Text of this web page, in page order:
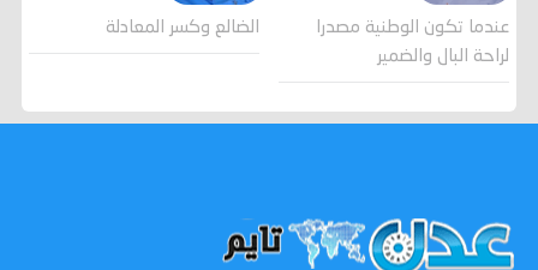
عندما تكون الوطنية مصدرا
لراحة البال والضمير
الضالع وكسر المعادلة